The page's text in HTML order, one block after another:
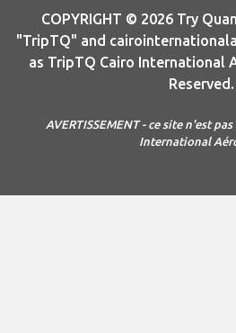
COPYRIGHT © 2026 Try
"TripTQ" and
as TripTQ Cairo International
Reserved.
AVERTISSEMENT - ce site n'est
International